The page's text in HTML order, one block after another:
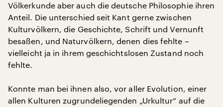
Völkerkunde aber auch die deutsche Philosophie ihren
Anteil. Die unterschied seit Kant gerne zwischen
Kulturvölkern, die Geschichte, Schrift und Vernunft
besaßen, und Naturvölkern, denen dies fehlte –
vielleicht ja in ihrem geschichtslosen Zustand noch
fehlte.
Konnte man bei ihnen also, vor aller Evolution, einer
allen Kulturen zugrundeliegenden „Urkultur“ auf die